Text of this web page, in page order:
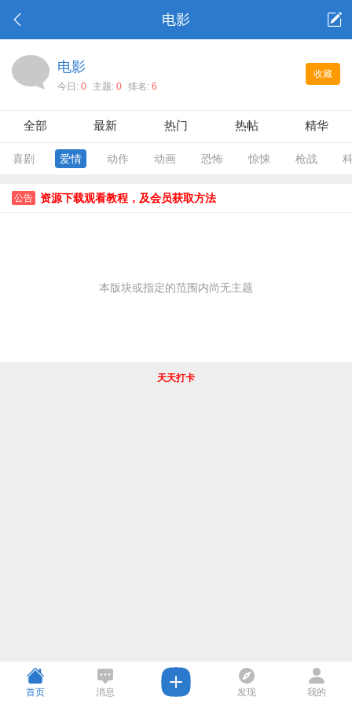
电影
收藏
电影
今日: 0 主题: 0 排名: 6
全部 最新 热门 热帖 精华
喜剧 爱情 动作 动画 恐怖 惊悚 枪战
公告 资源下载观看教程，及会员获取方法
本版块或指定的范围内尚无主题
天天打卡
首页 消息 发现 我的